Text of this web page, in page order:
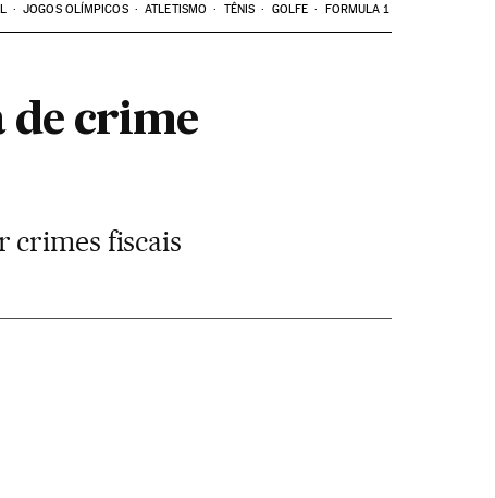
JOGOS OLÍMPICOS ATLETISMO TÊNIS GOLFE FORMULA 1
de crime
crimes fiscais